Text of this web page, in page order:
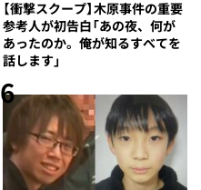
【衝撃スクープ】木原事件の重要
参考人が初告白「あの夜、何が
あったのか。俺が知るすべてを
話します」
6